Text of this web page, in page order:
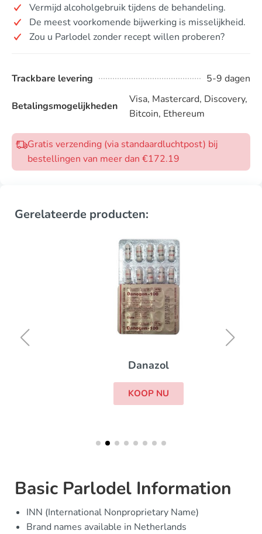
Vermijd alcoholgebruik tijdens de behandeling.
De meest voorkomende bijwerking is misselijkheid.
Zou u Parlodel zonder recept willen proberen?
Trackbare levering 5-9 dagen
Betalingsmogelijkheden
Visa, Mastercard, Discovery,
Bitcoin, Ethereum
Gratis verzending (via standaardluchtpost) bij
bestellingen van meer dan €172.19
Gerelateerde producten:
Danazol
KOOP NU
Basic Parlodel Information
INN (International Nonproprietary Name)
Brand names available in Netherlands